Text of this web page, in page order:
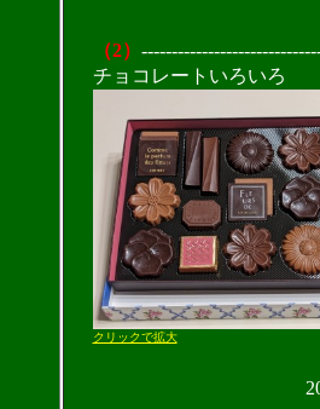
（2）
チョコレートいろいろ
クリックで拡大